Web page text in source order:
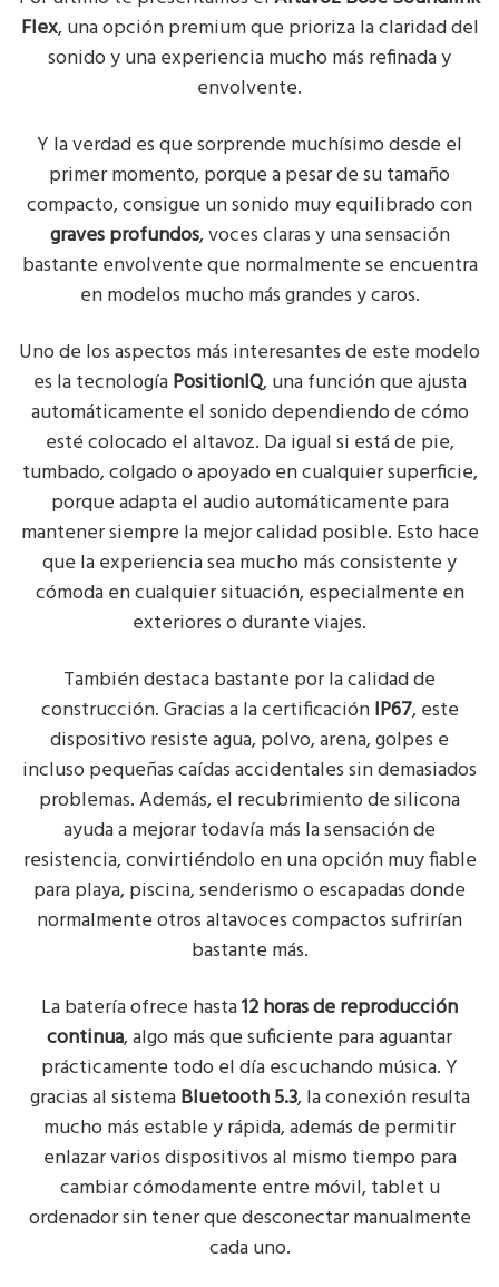
Flex, una opción premium que prioriza la claridad del
sonido y una experiencia mucho más refinada y
envolvente.
Y la verdad es que sorprende muchísimo desde el
primer momento, porque a pesar de su tamaño
compacto, consigue un sonido muy equilibrado con
graves profundos, voces claras y una sensación
bastante envolvente que normalmente se encuentra
en modelos mucho más grandes y caros.
Uno de los aspectos más interesantes de este modelo
es la tecnologíaPositionIQ, una función que ajusta
automáticamente el sonido dependiendo de cómo
esté colocado el altavoz. Da igual si está de pie,
tumbado, colgado o apoyado en cualquier superficie,
porque adapta el audio automáticamente para
mantener siempre la mejor calidad posible. Esto hace
que la experiencia sea mucho más consistente y
cómoda en cualquier situación, especialmente en
exteriores o durante viajes.
También destaca bastante por la calidad de
construcción. Gracias a la certificaciónIP67, este
dispositivo resiste agua, polvo, arena, golpes e
incluso pequeñas caídas accidentales sin demasiados
problemas. Además, el recubrimiento de silicona
ayuda a mejorar todavía más la sensación de
resistencia, convirtiéndolo en una opción muy fiable
para playa, piscina, senderismo o escapadas donde
normalmente otros altavoces compactos sufrirían
bastante más.
La batería ofrece hasta12 horas de reproducción
continua, algo más que suficiente para aguantar
prácticamente todo el día escuchando música. Y
gracias al sistemaBluetooth 5.3, la conexión resulta
mucho más estable y rápida, además de permitir
enlazar varios dispositivos al mismo tiempo para
cambiar cómodamente entre móvil, tablet u
ordenador sin tener que desconectar manualmente
cada uno.